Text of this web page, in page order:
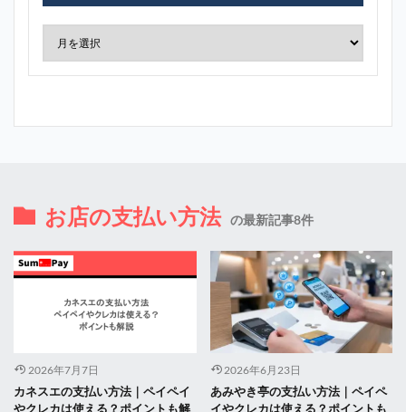
お店の支払い方法 の最新記事8件
2026年7月7日
カネスエの支払い方法｜ペイペイ
やクレカは使える？ポイントも解
2026年6月23日
あみやき亭の支払い方法｜ペイペ
イやクレカは使える？ポイントも